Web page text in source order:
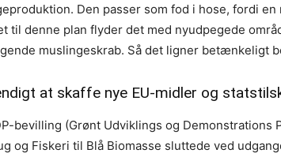
Den passer som fod i hose, fordi en
til denne plan flyder det med nyudpegede
muslingeskrab. Så det ligner betænkeligt
at skaffe nye EU-midler og
bevilling (Grønt Udviklings og
og Fiskeri til Blå Biomasse sluttede ved